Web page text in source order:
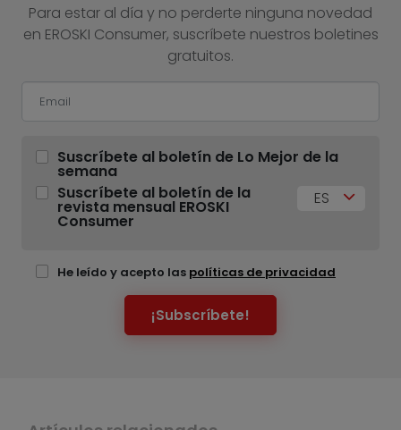
Para estar al día y no perderte ninguna novedad
en EROSKI Consumer, suscríbete nuestros boletines
gratuitos.
Suscríbete al boletín de Lo Mejor de la
semana
Suscríbete al boletín de la
revista mensual EROSKI
Consumer
ES
He leído y acepto las políticas de privacidad
¡Subscríbete!